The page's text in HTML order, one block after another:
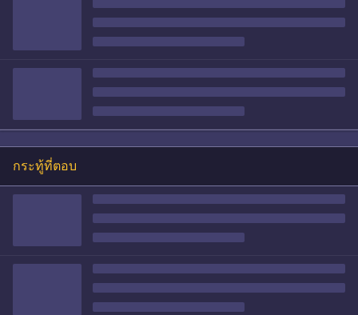
กระทู้ที่ตอบ